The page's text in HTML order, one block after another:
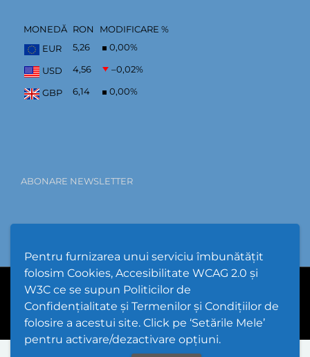
Pentru furnizarea unui serviciu îmbunătățit
folosim Cookies, Accesibilitate WCAG 2.0 și
W3C ce se supun Politicilor de
Confidențialitate și Termenilor și Condițiilor de
folosire a acestui site. Click pe ‘Setările Mele’
pentru activare/dezactivare opțiuni.
MONEDĂ RON
MODIFICARE %
EUR
5,26 0,00%
USD 4,56 –0,02%
GBP 6,14 0,00%
ABONARE NEWSLETTER
Hartă Website